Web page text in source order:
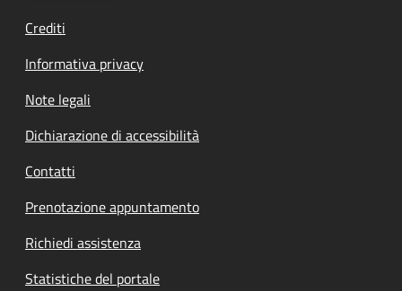
Crediti
Informativa privacy
Note legali
Dichiarazione di accessibilità
Contatti
Prenotazione appuntamento
Richiedi assistenza
Statistiche del portale